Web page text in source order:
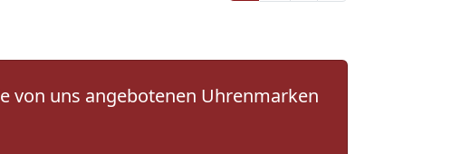
von uns angebotenen Uhrenmarken